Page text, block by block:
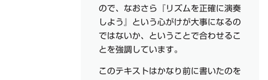
ので、なおさら『リズムを正確に演奏
しよう』という心がけが大事になるの
ではないか、ということで合わせるこ
とを強調しています。
このテキストはかなり前に書いたのを